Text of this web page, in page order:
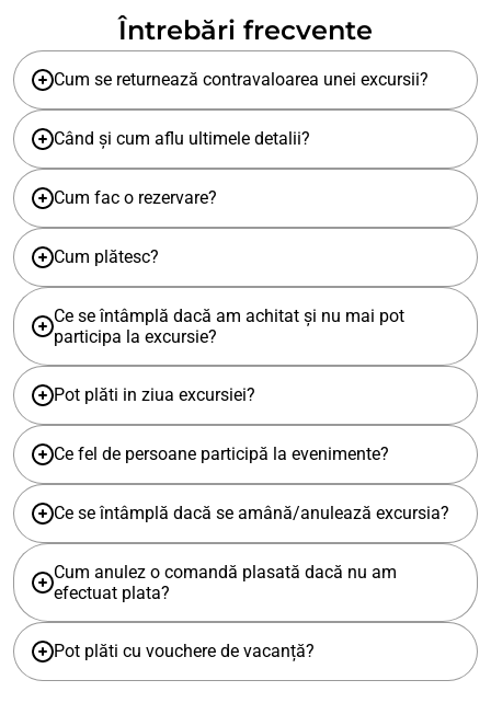
Întrebări frecvente
Cum se returnează contravaloarea unei excursii?
Când și cum aflu ultimele detalii?
Cum fac o rezervare?
Cum plătesc?
Ce se întâmplă dacă am achitat și nu mai pot
participa la excursie?
Pot plăti in ziua excursiei?
Ce fel de persoane participă la evenimente?
Ce se întâmplă dacă se amână/anulează excursia?
Cum anulez o comandă plasată dacă nu am
efectuat plata?
Pot plăti cu vouchere de vacanță?